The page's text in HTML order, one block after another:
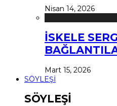
Nisan 14, 2026
İSKELE
Mart 15, 2026
SÖYLEŞİ
SÖYLEŞİ